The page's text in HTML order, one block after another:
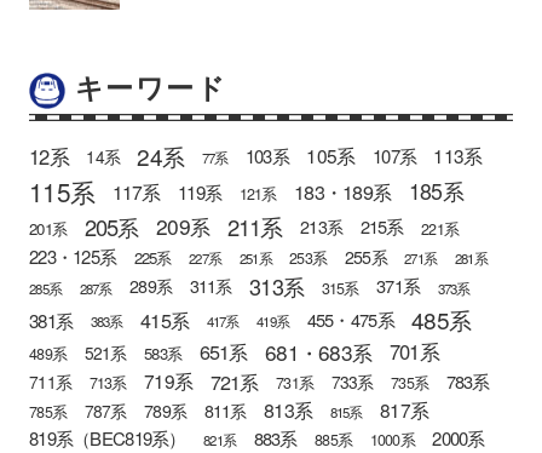
キーワード
12系 14系 24系 77系 103系 105系 107系 113系
115系 117系 119系 121系 183・189系 185系
201系 205系 209系 211系 213系 215系 221系
223・125系 225系 227系 251系 253系 255系 271系
281系
285系
287系 289系 311系 313系 315系 371系 373系
381系 383系 415系 417系 419系 455・475系 485系
489系 521系 583系 651系 681・683系 701系
711系 713系 719系 721系 731系 733系 735系 783系
785系 787系 789系 811系 813系 815系 817系
819系（BEC819系） 821系 883系 885系 1000系 2000系